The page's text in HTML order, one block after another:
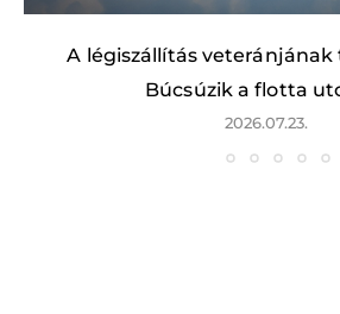
A légiszállítás
Búcsúzik a flotta
2026.07.23.